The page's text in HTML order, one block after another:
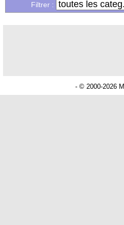
Lu 9.060 fois-
Filtrer :
- © 2000-2026